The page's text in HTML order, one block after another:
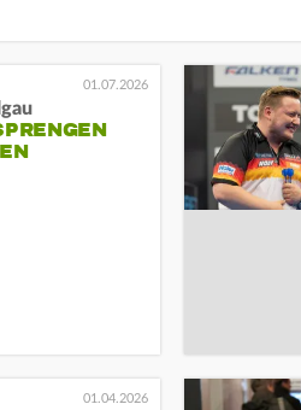
01.07.2026
01.04.2026